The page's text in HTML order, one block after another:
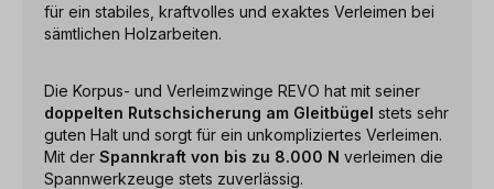
für ein stabiles, kraftvolles und exaktes Verleimen bei
sämtlichen Holzarbeiten.
Die Korpus- und Verleimzwinge REVO hat mit seiner
doppelten Rutschsicherung am Gleitbügel stets sehr
guten Halt und sorgt für ein unkompliziertes Verleimen.
Mit der Spannkraft von bis zu 8.000 N verleimen die
Spannwerkzeuge stets zuverlässig.